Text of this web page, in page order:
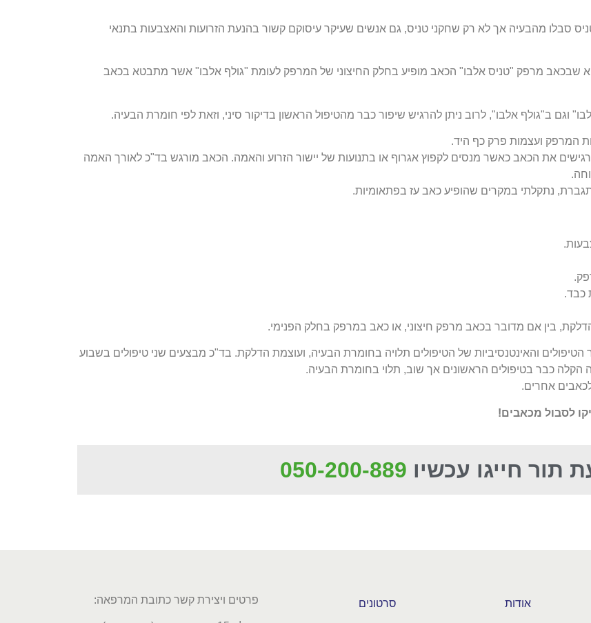
סבלו מהבעיה אך לא רק שחקני טניס, גם אנשים שעיקר עיסוקם קשור בהנעת הזרועות והאצבעות בתנאי
שבכאב מרפק "טניס אלבו" הכאב מופיע בחלק החיצוני של המרפק לעומת "גולף אלבו" אשר מתבטא בכאב
וגם ב"גולף אלבו", לרוב ניתן להרגיש שיפור כבר מהטיפול הראשון בדיקור סיני, וזאת לפי חומרת הבעיה.
המרפק ועצמות פרק כף היד.
את הכאב כאשר מנסים לקפוץ אגרוף או בתנועות של יישור הזרוע והאמה. הכאב מורגש בד"כ לאורך האמה
נתקלתי במקרים שהופיע כאב עז בפתאומיות.
כבד.
בין אם מדובר בכאב מרפק חיצוני, או כאב במרפק בחלק הפנימי.
והאינטנסיביות של הטיפולים תלויה בחומרת הבעיה, ועוצמת הדלקת. בד"כ מבצעים שני טיפולים בשבוע
הקלה כבר בטיפולים הראשונים אך שוב, תלוי בחומרת הבעיה.
אחרים.
לסבול מכאבים!
תור חייגו עכשיו 050-200-889
אודות
סרטונים
פרטים ויצירת קשר כתובת המרפאה: